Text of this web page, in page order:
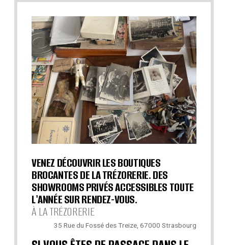
VENEZ DÉCOUVRIR LES BOUTIQUES
BROCANTES DE LA TRÉZORERIE. DES
SHOWROOMS PRIVÉS ACCESSIBLES TOUTE
L'ANNÉE SUR RENDEZ-VOUS.
À LA TRÉZORERIE
35 Rue du Fossé des Treize, 67000 Strasbourg